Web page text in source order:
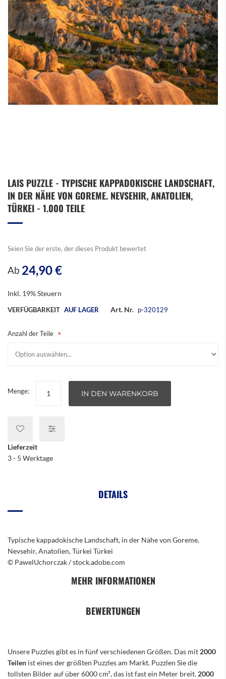
Anfang
der
Bildergalerie
LAIS PUZZLE - TYPISCHE KAPPADOKISCHE LANDSCHAFT,
IN DER NÄHE VON GOREME. NEVSEHIR, ANATOLIEN,
TÜRKEI - 1.000 TEILE
Seien Sie der erste, der dieses Produkt bewertet
Ab 24,90 €
Inkl. 19% Steuern
VERFÜGBARKEIT AUF LAGER Art. Nr. p-320129
Anzahl der Teile
Menge: IN DEN WARENKORB
Lieferzeit
3 - 5 Werktage
DETAILS
Typische kappadokische Landschaft, in der Nähe von Goreme.
Nevsehir, Anatolien, Türkei Türkei
© PawelUchorczak / stock.adobe.com
MEHR INFORMATIONEN
BEWERTUNGEN
Unsere Puzzles gibt es in fünf verschiedenen Größen. Das mit 2000
Teilen ist eines der größten Puzzles am Markt. Puzzlen Sie die
tollsten Bilder auf über 6000 cm², das ist fast ein Meter breit. 2000